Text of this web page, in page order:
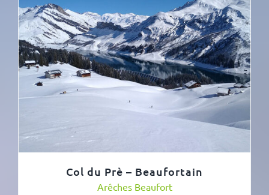
Col du Prè – Beaufortain
Arêches Beaufort